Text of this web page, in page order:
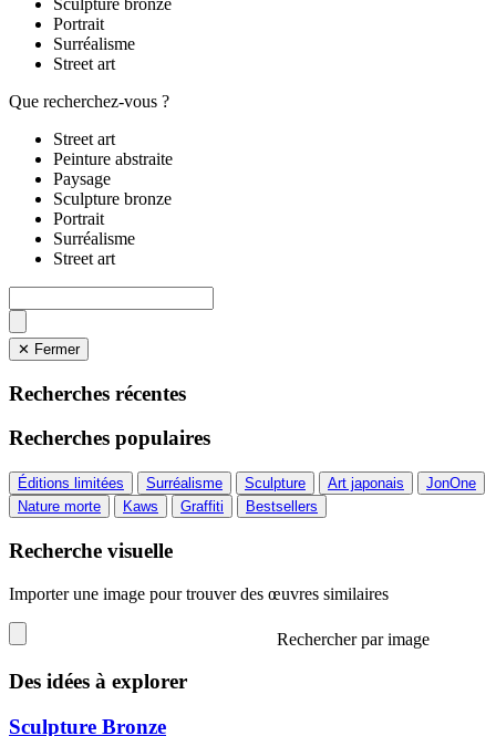
Sculpture bronze
Portrait
Surréalisme
Street art
Que recherchez-vous ?
Street art
Peinture abstraite
Paysage
Sculpture bronze
Portrait
Surréalisme
Street art
✕ Fermer
Recherches récentes
Recherches populaires
Éditions limitées Surréalisme Sculpture Art japonais
JonOne
Nature morte
Kaws Graffiti Bestsellers
Recherche visuelle
Importer une image pour trouver des œuvres similaires
Rechercher par image
Des idées à explorer
Sculpture Bronze